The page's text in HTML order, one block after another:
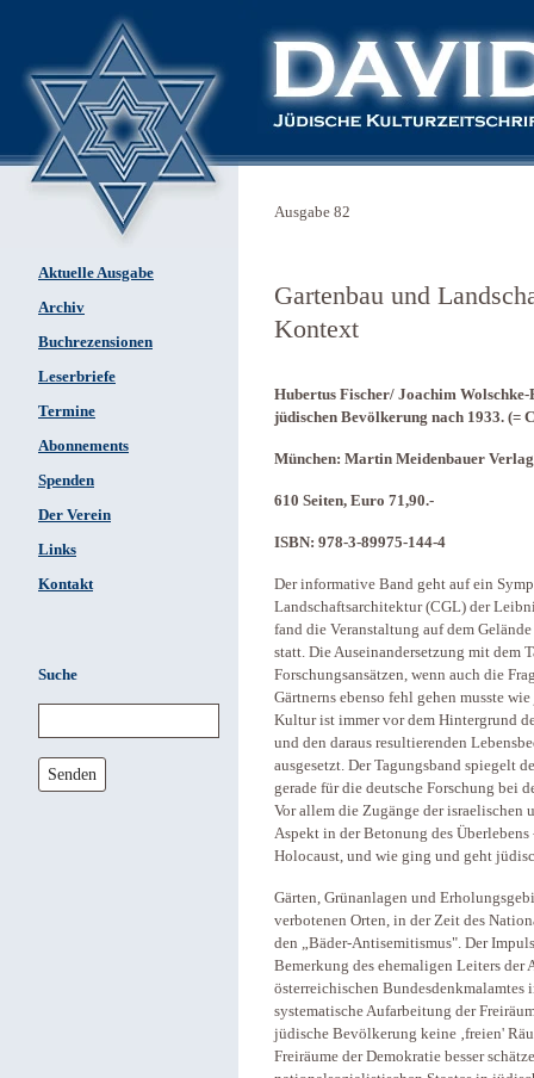
Aktuelle Ausgabe
Archiv
Buchrezensionen
Leserbriefe
Termine
Abonnements
Spenden
Der Verein
Links
Kontakt
Suche
Senden
Ausgabe 82
Gartenbau und
Kontext
Hubertus Fischer/ Joachim
jüdischen Bevölkerung nach 1933. (=
München: Martin Meidenbauer
610 Seiten, Euro 71,90.-
ISBN: 978-3-89975-144-4
Der informative Band geht auf ein
Landschaftsarchitektur (CGL) der
fand die Veranstaltung auf dem
statt. Die Auseinandersetzung mit dem
Forschungsansätzen, wenn auch die
Gärtnerns ebenso fehl gehen musste
Kultur ist immer vor dem Hintergrund
und den daraus resultierenden
ausgesetzt. Der Tagungsband spiegelt
gerade für die deutsche Forschung bei
Vor allem die Zugänge der israelischen
Aspekt in der Betonung des
Holocaust, und wie ging und geht
Gärten, Grünanlagen und
verbotenen Orten, in der Zeit des
den „Bäder-Antisemitismus". Der
Bemerkung des ehemaligen Leiters
österreichischen Bundesdenkmalamtes
systematische Aufarbeitung der
jüdische Bevölkerung keine ‚freien'
Freiräume der Demokratie besser